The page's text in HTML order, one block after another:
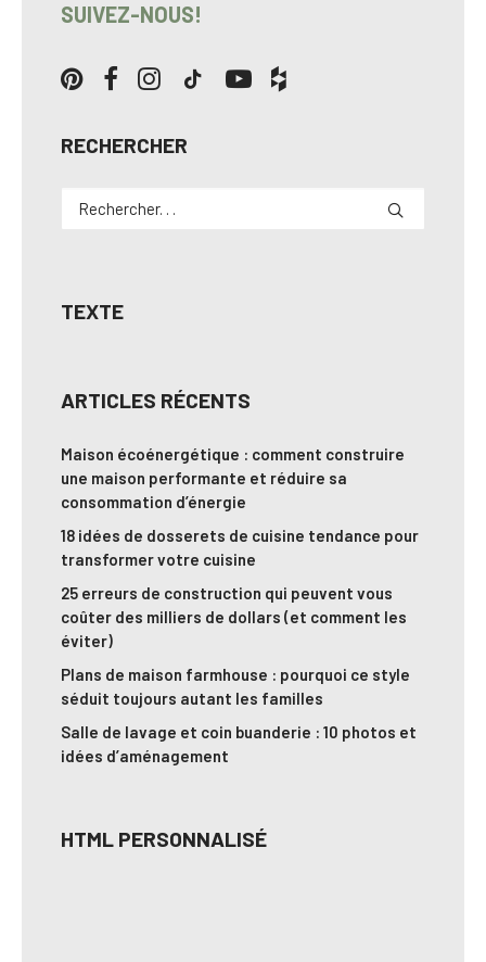
SUIVEZ-NOUS!
RECHERCHER
TEXTE
ARTICLES RÉCENTS
Maison écoénergétique : comment construire
une maison performante et réduire sa
consommation d’énergie
18 idées de dosserets de cuisine tendance pour
transformer votre cuisine
25 erreurs de construction qui peuvent vous
coûter des milliers de dollars (et comment les
éviter)
Plans de maison farmhouse : pourquoi ce style
séduit toujours autant les familles
Salle de lavage et coin buanderie : 10 photos et
idées d’aménagement
HTML PERSONNALISÉ